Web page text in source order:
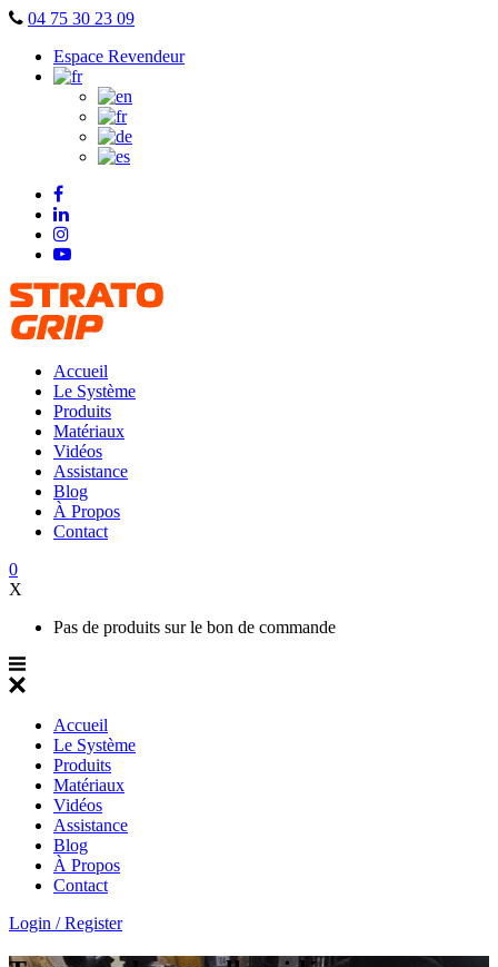
Skip
content
04 75 30 23 09
Espace Revendeur
Accueil
Le Système
Produits
Matériaux
Vidéos
Assistance
Blog
À Propos
Contact
0
X
Pas de produits sur le bon de commande
Accueil
Le Système
Produits
Matériaux
Vidéos
Assistance
Blog
À Propos
Contact
Login / Register